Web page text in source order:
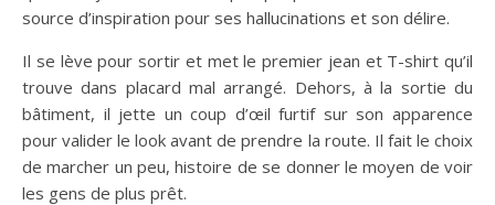
source d’inspiration pour ses hallucinations et son délire.
Il se lève pour sortir et met le premier jean et T-shirt qu’il
trouve dans placard mal arrangé. Dehors, à la sortie du
bâtiment, il jette un coup d’œil furtif sur son apparence
pour valider le look avant de prendre la route. Il fait le choix
de marcher un peu, histoire de se donner le moyen de voir
les gens de plus prêt.